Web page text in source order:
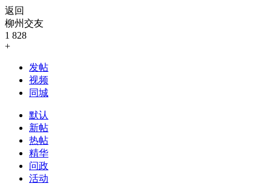
返回
柳州交友
1 828
+
发帖
视频
同城
默认
新帖
热帖
精华
问政
活动